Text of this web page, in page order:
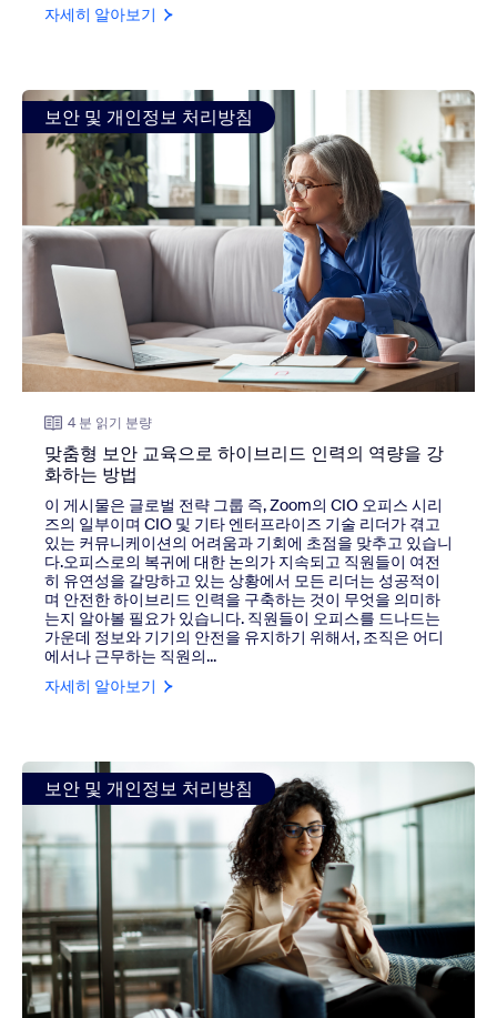
자세히 알아보기
view: 맞춤형 보안 교육으로 하이브리드 인력의 역량을 강화
보안 및 개인정보 처리방침
4 분 읽기 분량
맞춤형 보안 교육으로 하이브리드 인력의 역량을 강
화하는 방법
이 게시물은 글로벌 전략 그룹 즉, Zoom의 CIO 오피스 시리
즈의 일부이며 CIO 및 기타 엔터프라이즈 기술 리더가 겪고
있는 커뮤니케이션의 어려움과 기회에 초점을 맞추고 있습니
다.오피스로의 복귀에 대한 논의가 지속되고 직원들이 여전
히 유연성을 갈망하고 있는 상황에서 모든 리더는 성공적이
며 안전한 하이브리드 인력을 구축하는 것이 무엇을 의미하
는지 알아볼 필요가 있습니다. 직원들이 오피스를 드나드는
가운데 정보와 기기의 안전을 유지하기 위해서, 조직은 어디
에서나 근무하는 직원의...
자세히 알아보기
view: 인적 변수: 유동적인 미래를 위한 보안 전략 설계
보안 및 개인정보 처리방침